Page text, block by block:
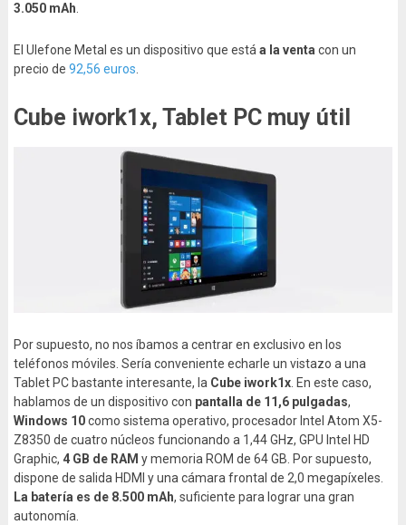
3.050 mAh
El Ulefone Metal es un dispositivo que está a la venta con un
precio de 92,56 euros
Cube iwork1x, Tablet PC muy útil
Por supuesto, no nos íbamos a centrar en exclusivo en los
teléfonos móviles. Sería conveniente echarle un vistazo a una
Tablet PC bastante interesante, la Cube iwork1x. En este caso,
hablamos de un dispositivo con pantalla de 11,6 pulgadas,
Windows 10como sistema operativo, procesador Intel Atom X5-
Z8350 de cuatro núcleos funcionando a 1,44 GHz, GPU Intel HD
Graphic, 4 GB de RAM y memoria ROM de 64 GB. Por supuesto,
dispone de salida HDMI y una cámara frontal de 2,0 megapíxeles.
La batería es de 8.500 mAh, suficiente para lograr una gran
autonomía.